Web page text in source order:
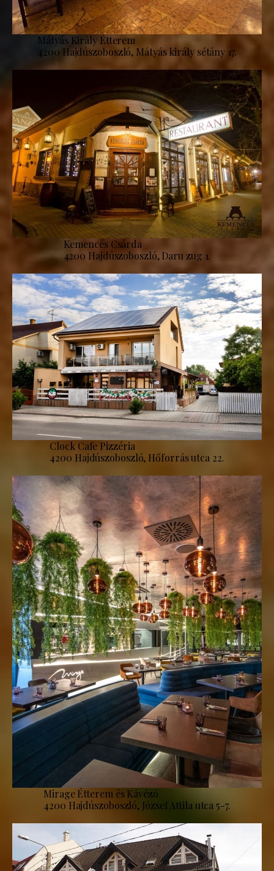
Mátyás Király Étterem
4200 Hajdúszoboszló, Mátyás király sétány 17.
Kemencés Csárda
4200 Hajdúszoboszló, Daru zug 1.
Clock Cafe Pizzéria
4200 Hajdúszoboszló, Hőforrás utca 22.
Mirage Étterem és Kávézó
4200 Hajdúszoboszló, József Attila utca 5-7.